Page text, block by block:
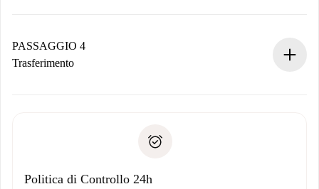
contatto con il proprietario.
Se rifiutata: non ti addebiteremo nulla e ti proporremo
Domiciliazione del pagamento
PASSAGGIO 4
Trasferimento
solo se non segnali problemi.
Politica di Controllo 24h